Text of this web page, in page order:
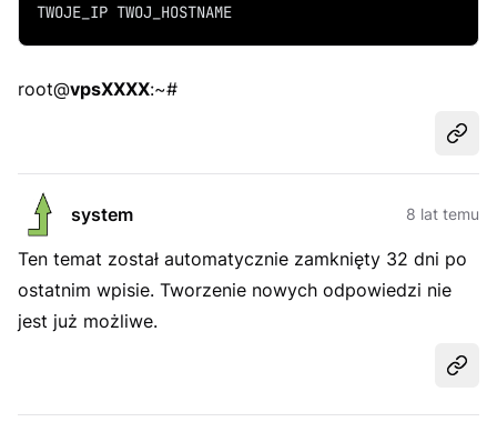
TWOJE_IP TWOJ_HOSTNAME
root@vpsXXXX:~#
system 8 lat temu
Ten temat został automatycznie zamknięty 32 dni po
ostatnim wpisie. Tworzenie nowych odpowiedzi nie
jest już możliwe.